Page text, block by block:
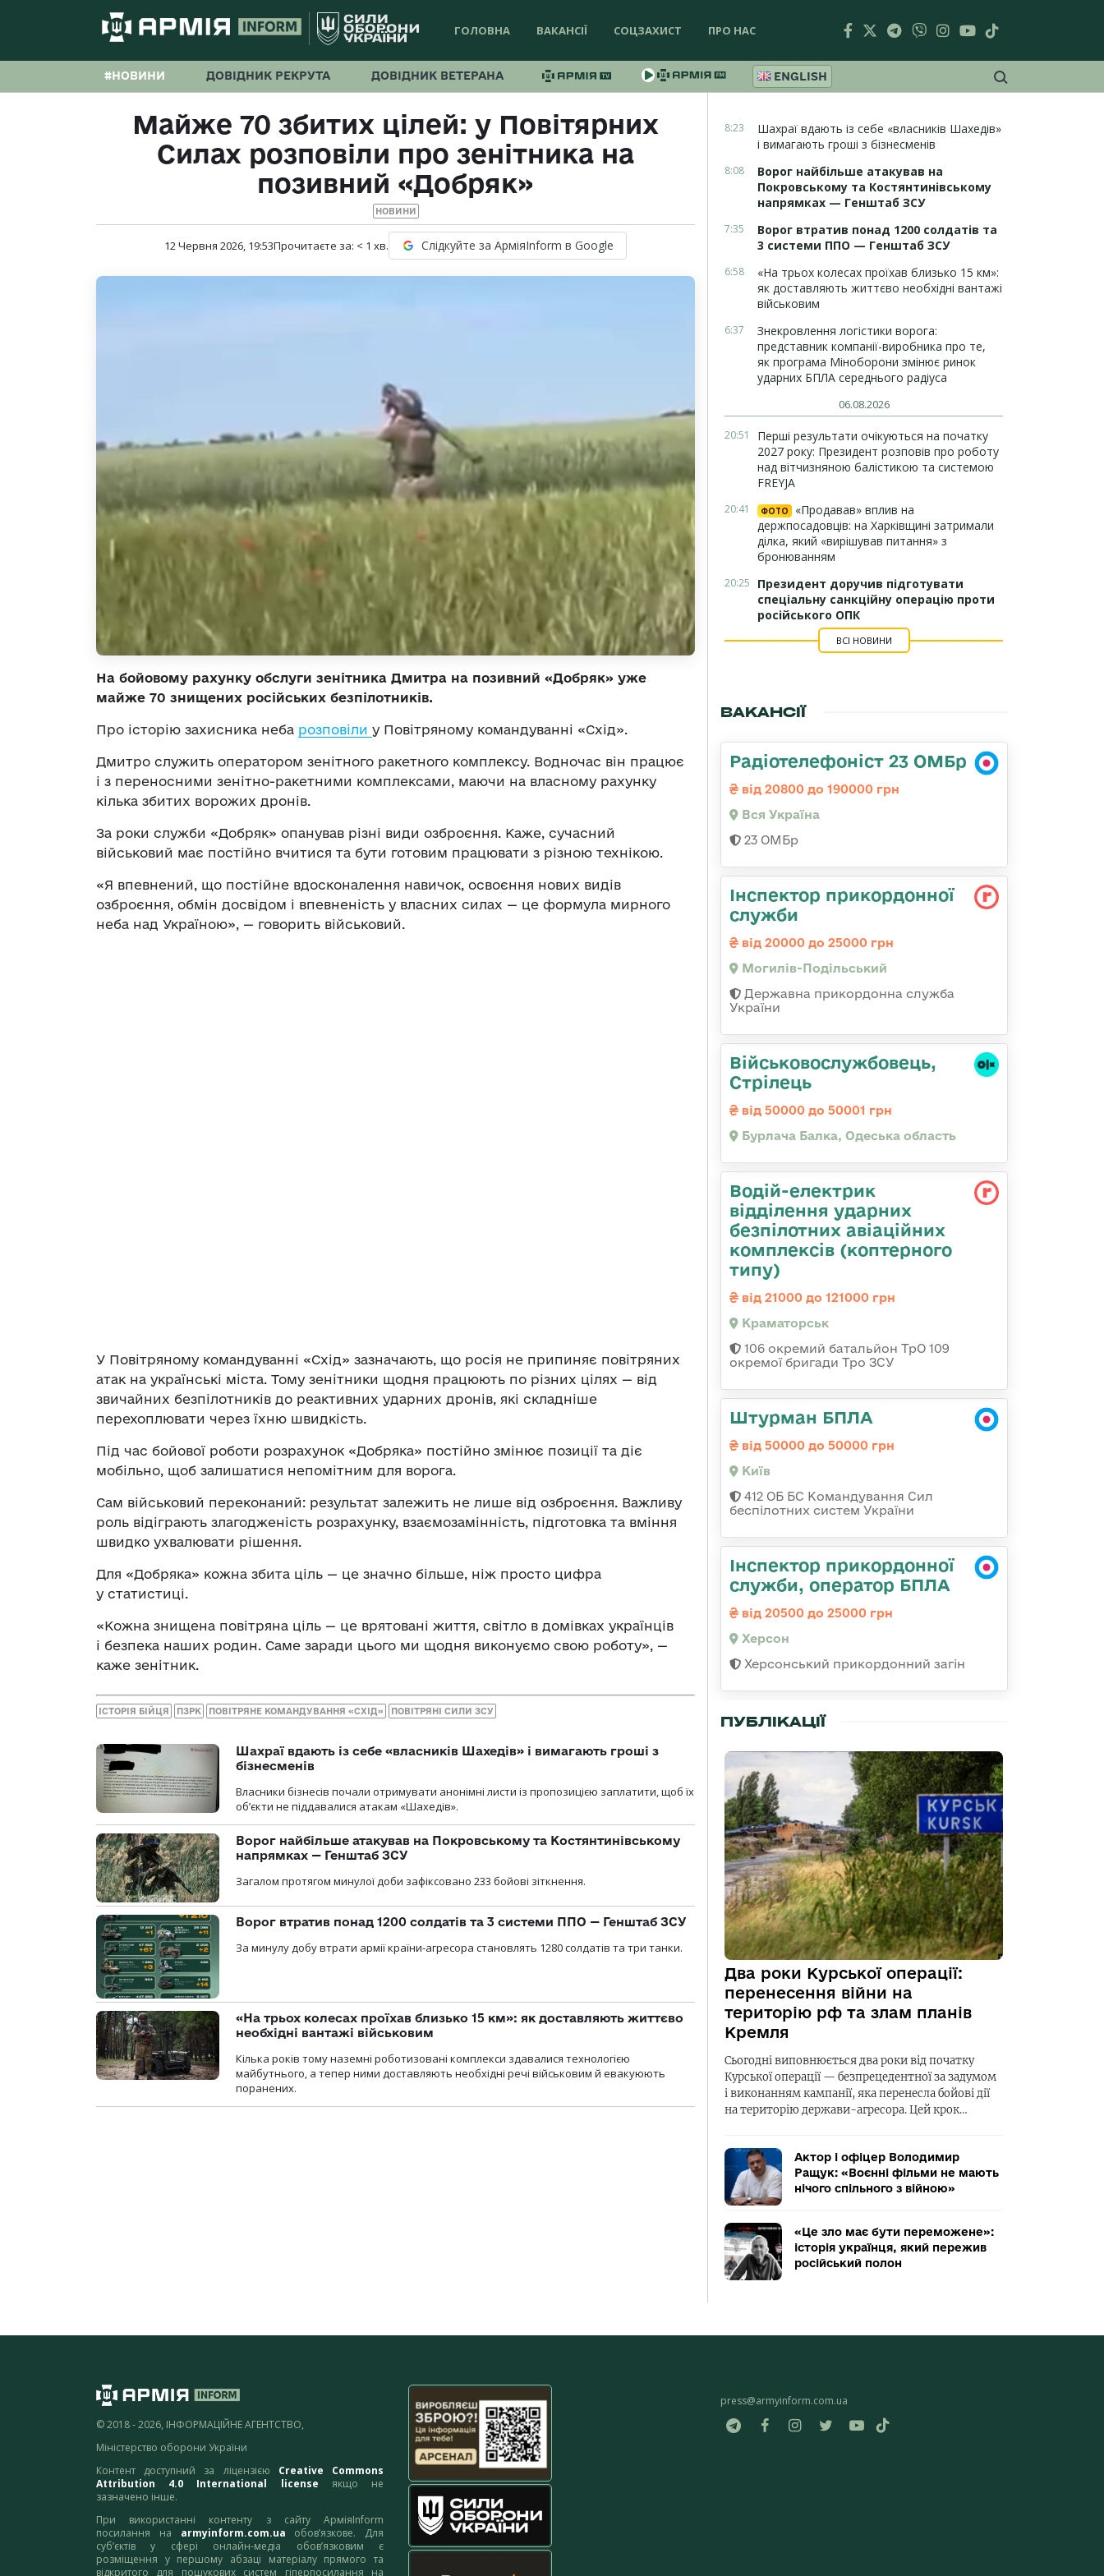
ГОЛОВНА ВАКАНСІЇ СОЦЗАХИСТ ПРО НАС
#НОВИНИ ДОВІДНИК РЕКРУТА ДОВІДНИК ВЕТЕРАНА ENGLISH
Майже 70 збитих цілей: у Повітярних
Силах розповіли про зенітника на
позивний «Добряк»
НОВИНИ
12 Червня 2026, 19:53Прочитаєте за: < 1 хв. Слідкуйте за АрміяInform в Google
На бойовому рахунку обслуги зенітника Дмитра на позивний «Добряк» уже
майже 70 знищених російських безпілотників.
Про історію захисника неба розповіли у Повітряному командуванні «Схід».
Дмитро служить оператором зенітного ракетного комплексу. Водночас він працює
і з переносними зенітно-ракетними комплексами, маючи на власному рахунку
кілька збитих ворожих дронів.
За роки служби «Добряк» опанував різні види озброєння. Каже, сучасний
військовий має постійно вчитися та бути готовим працювати з різною технікою.
«Я впевнений, що постійне вдосконалення навичок, освоєння нових видів
озброєння, обмін досвідом і впевненість у власних силах — це формула мирного
неба над Україною», — говорить військовий.
У Повітряному командуванні «Схід» зазначають, що росія не припиняє повітряних
атак на українські міста. Тому зенітники щодня працюють по різних цілях — від
звичайних безпілотників до реактивних ударних дронів, які складніше
перехоплювати через їхню швидкість.
Під час бойової роботи розрахунок «Добряка» постійно змінює позиції та діє
мобільно, щоб залишатися непомітним для ворога.
Сам військовий переконаний: результат залежить не лише від озброєння. Важливу
роль відіграють злагодженість розрахунку, взаємозамінність, підготовка та вміння
швидко ухвалювати рішення.
Для «Добряка» кожна збита ціль — це значно більше, ніж просто цифра
у статистиці.
«Кожна знищена повітряна ціль — це врятовані життя, світло в домівках українців
і безпека наших родин. Саме заради цього ми щодня виконуємо свою роботу», —
каже зенітник.
ІСТОРІЯ БІЙЦЯ ПЗРК ПОВІТРЯНЕ КОМАНДУВАННЯ «СХІД» ПОВІТРЯНІ СИЛИ ЗСУ
Шахраї вдають із себе «власників Шахедів» і вимагають гроші з
бізнесменів
Власники бізнесів почали отримувати анонімні листи із пропозицією заплатити, щоб їх
об’єкти не піддавалися атакам «Шахедів».
Ворог найбільше атакував на Покровському та Костянтинівському
напрямках — Генштаб ЗСУ
Загалом протягом минулої доби зафіксовано 233 бойові зіткнення.
Ворог втратив понад 1200 солдатів та 3 системи ППО — Генштаб ЗСУ
За минулу добу втрати армії країни-агресора становлять 1280 солдатів та три танки.
«На трьох колесах проїхав близько 15 км»: як доставляють життєво
необхідні вантажі військовим
Кілька років тому наземні роботизовані комплекси здавалися технологією
майбутнього, а тепер ними доставляють необхідні речі військовим й евакуюють
поранених.
8:23
Шахраї вдають із себе «власників Шахедів»
і вимагають гроші з бізнесменів
8:08
Ворог найбільше атакував на
Покровському та Костянтинівському
напрямках — Генштаб ЗСУ
7:35
Ворог втратив понад 1200 солдатів та
3 системи ППО — Генштаб ЗСУ
6:58
«На трьох колесах проїхав близько 15 км»:
як доставляють життєво необхідні вантажі
військовим
6:37
Знекровлення логістики ворога:
представник компанії-виробника про те,
як програма Міноборони змінює ринок
ударних БПЛА середнього радіуса
06.08.2026
20:51
Перші результати очікуються на початку
2027 року: Президент розповів про роботу
над вітчизняною балістикою та системою
FREYJA
20:41 ФОТО
«Продавав» вплив на
держпосадовців: на Харківщині затримали
ділка, який «вирішував питання» з
бронюванням
20:25
Президент доручив підготувати
спеціальну санкційну операцію проти
російського ОПК
ВСІ НОВИНИ
ВАКАНСІЇ
Радіотелефоніст 23 ОМБр
від 20800 до 190000 грн
Вся Україна
23 ОМБр
Інспектор прикордонної
служби
від 20000 до 25000 грн
Могилів-Подільський
Державна прикордонна служба
України
Військовослужбовець,
Стрілець
від 50000 до 50001 грн
Бурлача Балка, Одеська область
Водій-електрик
відділення ударних
безпілотних авіаційних
комплексів (коптерного
типу)
від 21000 до 121000 грн
Краматорськ
106 окремий батальйон ТрО 109
окремої бригади Тро ЗСУ
Штурман БПЛА
від 50000 до 50000 грн
Київ
412 ОБ БС Командування Сил
беспілотних систем України
Інспектор прикордонної
служби, оператор БПЛА
від 20500 до 25000 грн
Херсон
Херсонський прикордонний загін
ПУБЛІКАЦІЇ
Два роки Курської операції:
перенесення війни на
територію рф та злам планів
Кремля
Сьогодні виповнюється два роки від початку
Курської операції — безпрецедентної за задумом
і виконанням кампанії, яка перенесла бойові дії
на територію держави-агресора. Цей крок…
Актор і офіцер Володимир
Ращук: «Воєнні фільми не мають
нічого спільного з війною»
«Це зло має бути переможене»:
історія українця, який пережив
російський полон
© 2018 - 2026, ІНФОРМАЦІЙНЕ АГЕНТСТВО,
Міністерство оборони України
Контент доступний за ліцензією Creative Commons
Attribution 4.0 International license якщо не
зазначено інше.
При використанні контенту з сайту АрміяInform
посилання на armyinform.com.ua обов’язкове. Для
суб’єктів у сфері онлайн-медіа обов’язковим є
розміщення у першому абзаці матеріалу прямого та
відкритого для пошукових систем гіперпосилання на
press@armyinform.com.ua